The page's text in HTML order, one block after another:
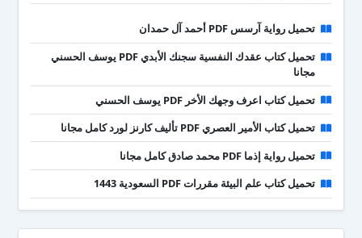
تحميل رواية آرسس PDF أحمد آل حمدان
تحميل كتاب عقدك النفسية سجنك الأبدي PDF يوسف الحسني
مجانا
تحميل كتاب اعرف وجهك الأخر PDF يوسف الحسني
تحميل كتاب الأمير العصري PDF تأليف كارنز لورد كامل مجانا
تحميل رواية إذما PDF محمد صادق كامل مجانا
تحميل كتاب علم البيئة مقررات PDF السعودية 1443